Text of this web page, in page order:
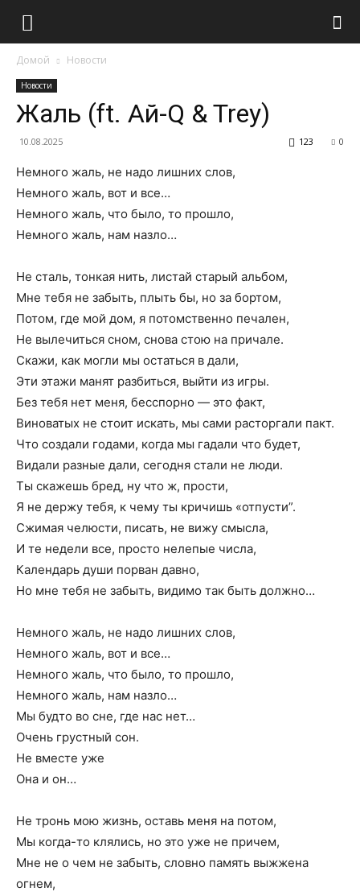
Домой Новости
Новости
Жаль (ft. Ай-Q & Trey)
10.08.2025 0
123
Немного жаль, не надо лишних слов,
Немного жаль, вот и все…
Немного жаль, что было, то прошло,
Немного жаль, нам назло…
Не сталь, тонкая нить, листай старый альбом,
Мне тебя не забыть, плыть бы, но за бортом,
Потом, где мой дом, я потомственно печален,
Не вылечиться сном, снова стою на причале.
Скажи, как могли мы остаться в дали,
Эти этажи манят разбиться, выйти из игры.
Без тебя нет меня, бесспорно — это факт,
Виноватых не стоит искать, мы сами расторгали пакт.
Что создали годами, когда мы гадали что будет,
Видали разные дали, сегодня стали не люди.
Ты скажешь бред, ну что ж, прости,
Я не держу тебя, к чему ты кричишь «отпусти”.
Сжимая челюсти, писать, не вижу смысла,
И те недели все, просто нелепые числа,
Календарь души порван давно,
Но мне тебя не забыть, видимо так быть должно…
Немного жаль, не надо лишних слов,
Немного жаль, вот и все…
Немного жаль, что было, то прошло,
Немного жаль, нам назло…
Мы будто во сне, где нас нет…
Очень грустный сон.
Не вместе уже
Она и он…
Не тронь мою жизнь, оставь меня на потом,
Мы когда-то клялись, но это уже не причем,
Мне не о чем не забыть, словно память выжжена
огнем,